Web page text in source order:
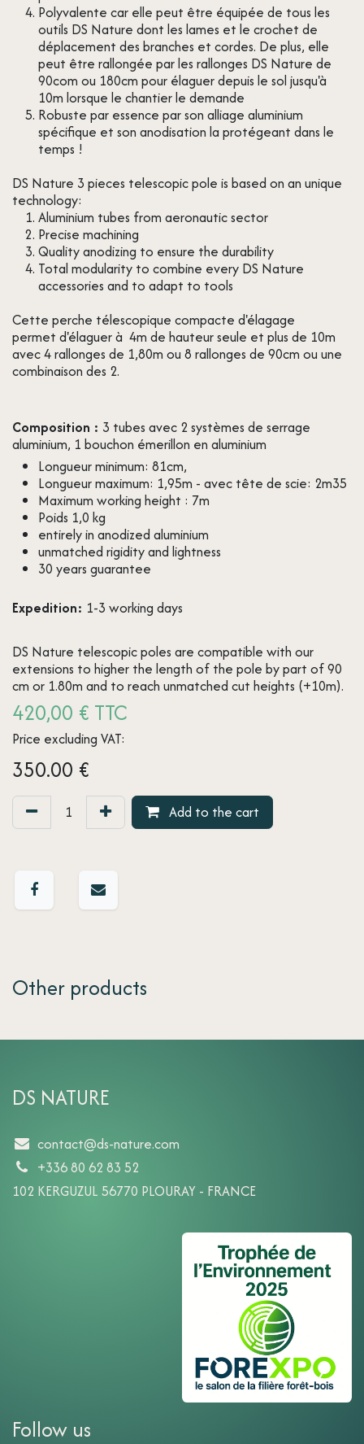
Polyvalente car elle peut être équipée de tous les
outils DS Nature dont les lames et le crochet de
déplacement des branches et cordes. De plus, elle
peut être rallongée par les rallonges DS Nature de
90com ou 180cm pour élaguer depuis le sol jusqu'à
10m lorsque le chantier le demande
Robuste par essence par son alliage aluminium
spécifique et son anodisation la protégeant dans le
temps !
DS Nature 3 pieces telescopic pole is based on an unique
technology:
Aluminium tubes from aeronautic sector
Precise machining
Quality anodizing to ensure the durability
Total modularity to combine every DS Nature
accessories and to adapt to tools
Cette perche télescopique compacte d'élagage
permet d'élaguer à 4m de hauteur seule et plus de 10m
avec 4 rallonges de 1,80m ou 8 rallonges de 90cm ou une
combinaison des 2.
Composition : 3 tubes avec 2 systèmes de serrage
aluminium, 1 bouchon émerillon en aluminium
Longueur minimum: 81cm,
Longueur maximum: 1,95m - avec tête de scie: 2m35
Maximum working height : 7m
Poids 1,0 kg
entirely in anodized aluminium
unmatched rigidity and lightness
30 years guarantee
Expedition: 1-3 working days
DS Nature telescopic poles are compatible with our
extensions to higher the length of the pole by part of 90
cm or 1.80m and to reach unmatched cut heights (+10m).
420,00 € TTC
Price excluding VAT:
350.00 €
Add to the cart
Other products
DS NATURE
contact@ds-nature.com
+336 80 62 83 52
102 KERGUZUL 56770 PLOURAY - FRANCE
Follow us